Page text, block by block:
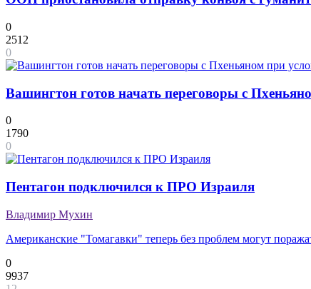
0
2512
0
Вашингтон готов начать переговоры с
0
1790
0
Пентагон подключился к ПРО Израиля
Владимир Мухин
Американские "Томагавки" теперь без проблем могут
0
9937